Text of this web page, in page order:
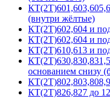
(внутри жёлтые)
КТ(2Т)602,604 и
КТ(2Т)602,604 и
КТ(2Т)610,613 и
основанием снизу
КТ(2Т)826,827 до